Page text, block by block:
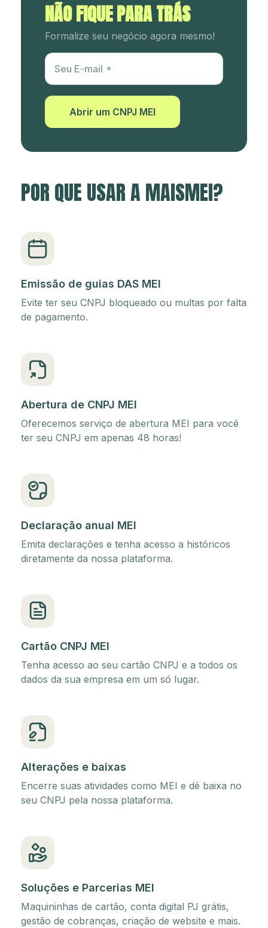
NÃO FIQUE PARA TRÁS
Formalize seu negócio agora mesmo!
Utm Content
Seu E-mail
Abrir um CNPJ MEI
POR QUE USAR A MAISMEI?
Emissão de guias DAS MEI
Evite ter seu CNPJ bloqueado ou multas por falta
de pagamento.
Abertura de CNPJ MEI
Oferecemos serviço de abertura MEI para você
ter seu CNPJ em apenas 48 horas!
Declaração anual MEI
Emita declarações e tenha acesso a históricos
diretamente da nossa plataforma.
Cartão CNPJ MEI
Tenha acesso ao seu cartão CNPJ e a todos os
dados da sua empresa em um só lugar.
Alterações e baixas
Encerre suas atividades como MEI e dê baixa no
seu CNPJ pela nossa plataforma.
Soluções e Parcerias MEI
Maquininhas de cartão, conta digital PJ grátis,
gestão de cobranças, criação de website e mais.